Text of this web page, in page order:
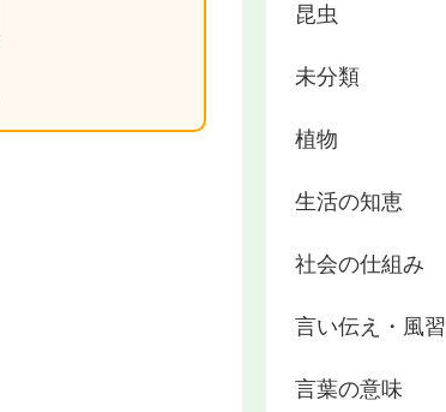
昆虫
未分類
植物
生活の知恵
社会の仕組み
言い伝え・風習
言葉の意味